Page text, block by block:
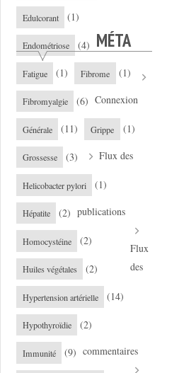
Edulcorant (1)
Endométriose (4)
Fatigue (1) Fibrome (1)
Fibromyalgie (6)
Générale (11) Grippe (1)
Grossesse (3)
Helicobacter pylori (1)
Hépatite (2)
Homocystéine (2)
Huiles végétales (2)
Hypertension artérielle (14)
Hypothyroïdie (2)
Immunité (9)
MÉTA
Connexion
Flux des
publications
Flux
des
commentaires